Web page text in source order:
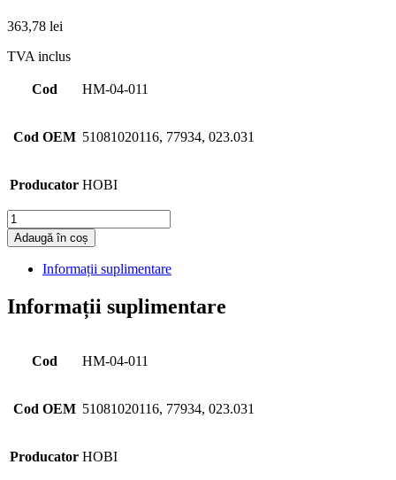
363,78 lei
TVA inclus
Cod HM-04-011
Cod OEM 51081020116, 77934, 023.031
Producator HOBI
Cantitate
Adaugă în coș
Informații suplimentare
Informații suplimentare
Cod HM-04-011
Cod OEM 51081020116, 77934, 023.031
Producator HOBI